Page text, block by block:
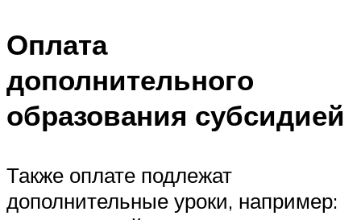
Оплата
дополнительного
образования субсидией
Также оплате подлежат
дополнительные уроки, например: